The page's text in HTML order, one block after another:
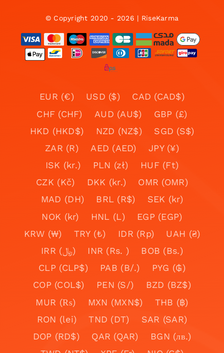
© Copyright 2020 - 2026 | RiseKarma
EUR (€) USD ($)
CAD (CAD$)
CHF (CHF)
AUD (AU$)
GBP (£)
HKD (HKD$)
NZD (NZ$)
SGD (S$)
ZAR (R)
AED (AED)
JPY (¥)
ISK (kr.)
PLN (zł)
HUF (Ft)
CZK (Kč)
DKK (kr.)
OMR (OMR)
MAD (DH)
BRL (R$)
SEK (kr)
NOK (kr)
HNL (L)
EGP (EGP)
KRW (₩)
TRY (₺) IDR (Rp)
UAH (₴)
IRR (﷼)
INR (Rs. )
BOB (Bs.)
CLP (CLP$)
PAB (B/.)
PYG (₲)
COP (COL$)
PEN (S/)
BZD (BZ$)
MUR (₨)
MXN (MXN$)
THB (฿)
RON (lei)
TND (DT)
SAR (SAR)
DOP (RD$)
QAR (QAR)
BGN (лв.)